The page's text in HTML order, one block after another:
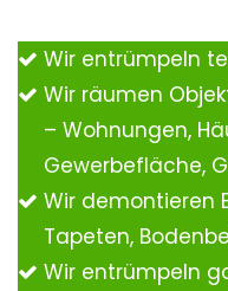
Wir entrümpeln
Wir räumen
– Wohnungen,
Gewerbefläche,
Wir demontieren
Tapeten,
Wir entrümpeln